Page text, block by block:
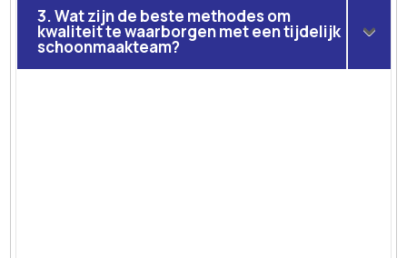
3. Wat zijn de beste methodes om
kwaliteit te waarborgen met een tijdelijk
schoonmaakteam?